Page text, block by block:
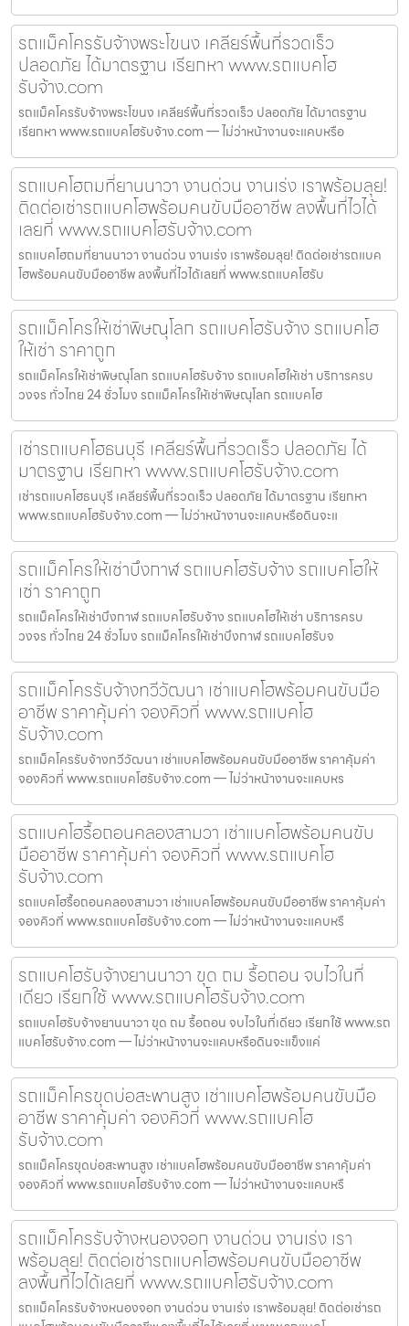
รถแม็คโครรับจ้างพระโขนง เคลียร์พื้นที่รวดเร็ว
ปลอดภัย ได้มาตรฐาน เรียกหา www.รถแบคโฮ
รับจ้าง.com
รถแม็คโครรับจ้างพระโขนง เคลียร์พื้นที่รวดเร็ว ปลอดภัย ได้มาตรฐาน
เรียกหา www.รถแบคโฮรับจ้าง.com — ไม่ว่าหน้างานจะแคบหรือ
รถแบคโฮถมที่ยานนาวา งานด่วน งานเร่ง เราพร้อมลุย!
ติดต่อเช่ารถแบคโฮพร้อมคนขับมืออาชีพ ลงพื้นที่ไวได้
เลยที่ www.รถแบคโฮรับจ้าง.com
รถแบคโฮถมที่ยานนาวา งานด่วน งานเร่ง เราพร้อมลุย! ติดต่อเช่ารถแบค
โฮพร้อมคนขับมืออาชีพ ลงพื้นที่ไวได้เลยที่ www.รถแบคโฮรับ
รถแม็คโครให้เช่าพิษณุโลก รถแบคโฮรับจ้าง รถแบคโฮ
ให้เช่า ราคาถูก
รถแม็คโครให้เช่าพิษณุโลก รถแบคโฮรับจ้าง รถแบคโฮให้เช่า บริการครบ
วงจร ทั่วไทย 24 ชั่วโมง รถแม็คโครให้เช่าพิษณุโลก รถแบคโฮ
เช่ารถแบคโฮธนบุรี เคลียร์พื้นที่รวดเร็ว ปลอดภัย ได้
มาตรฐาน เรียกหา www.รถแบคโฮรับจ้าง.com
เช่ารถแบคโฮธนบุรี เคลียร์พื้นที่รวดเร็ว ปลอดภัย ได้มาตรฐาน เรียกหา
www.รถแบคโฮรับจ้าง.com — ไม่ว่าหน้างานจะแคบหรือดินจะแ
รถแม็คโครให้เช่าบึงกาฬ รถแบคโฮรับจ้าง รถแบคโฮให้
เช่า ราคาถูก
รถแม็คโครให้เช่าบึงกาฬ รถแบคโฮรับจ้าง รถแบคโฮให้เช่า บริการครบ
วงจร ทั่วไทย 24 ชั่วโมง รถแม็คโครให้เช่าบึงกาฬ รถแบคโฮรับจ
รถแม็คโครรับจ้างทวีวัฒนา เช่าแบคโฮพร้อมคนขับมือ
อาชีพ ราคาคุ้มค่า จองคิวที่ www.รถแบคโฮ
รับจ้าง.com
รถแม็คโครรับจ้างทวีวัฒนา เช่าแบคโฮพร้อมคนขับมืออาชีพ ราคาคุ้มค่า
จองคิวที่ www.รถแบคโฮรับจ้าง.com — ไม่ว่าหน้างานจะแคบหร
รถแบคโฮรื้อถอนคลองสามวา เช่าแบคโฮพร้อมคนขับ
มืออาชีพ ราคาคุ้มค่า จองคิวที่ www.รถแบคโฮ
รับจ้าง.com
รถแบคโฮรื้อถอนคลองสามวา เช่าแบคโฮพร้อมคนขับมืออาชีพ ราคาคุ้มค่า
จองคิวที่ www.รถแบคโฮรับจ้าง.com — ไม่ว่าหน้างานจะแคบหรื
รถแบคโฮรับจ้างยานนาวา ขุด ถม รื้อถอน จบไวในที่
เดียว เรียกใช้ www.รถแบคโฮรับจ้าง.com
รถแบคโฮรับจ้างยานนาวา ขุด ถม รื้อถอน จบไวในที่เดียว เรียกใช้ www.รถ
แบคโฮรับจ้าง.com — ไม่ว่าหน้างานจะแคบหรือดินจะแข็งแค่
รถแม็คโครขุดบ่อสะพานสูง เช่าแบคโฮพร้อมคนขับมือ
อาชีพ ราคาคุ้มค่า จองคิวที่ www.รถแบคโฮ
รับจ้าง.com
รถแม็คโครขุดบ่อสะพานสูง เช่าแบคโฮพร้อมคนขับมืออาชีพ ราคาคุ้มค่า
จองคิวที่ www.รถแบคโฮรับจ้าง.com — ไม่ว่าหน้างานจะแคบหรื
รถแม็คโครรับจ้างหนองจอก งานด่วน งานเร่ง เรา
พร้อมลุย! ติดต่อเช่ารถแบคโฮพร้อมคนขับมืออาชีพ
ลงพื้นที่ไวได้เลยที่ www.รถแบคโฮรับจ้าง.com
รถแม็คโครรับจ้างหนองจอก งานด่วน งานเร่ง เราพร้อมลุย! ติดต่อเช่ารถ